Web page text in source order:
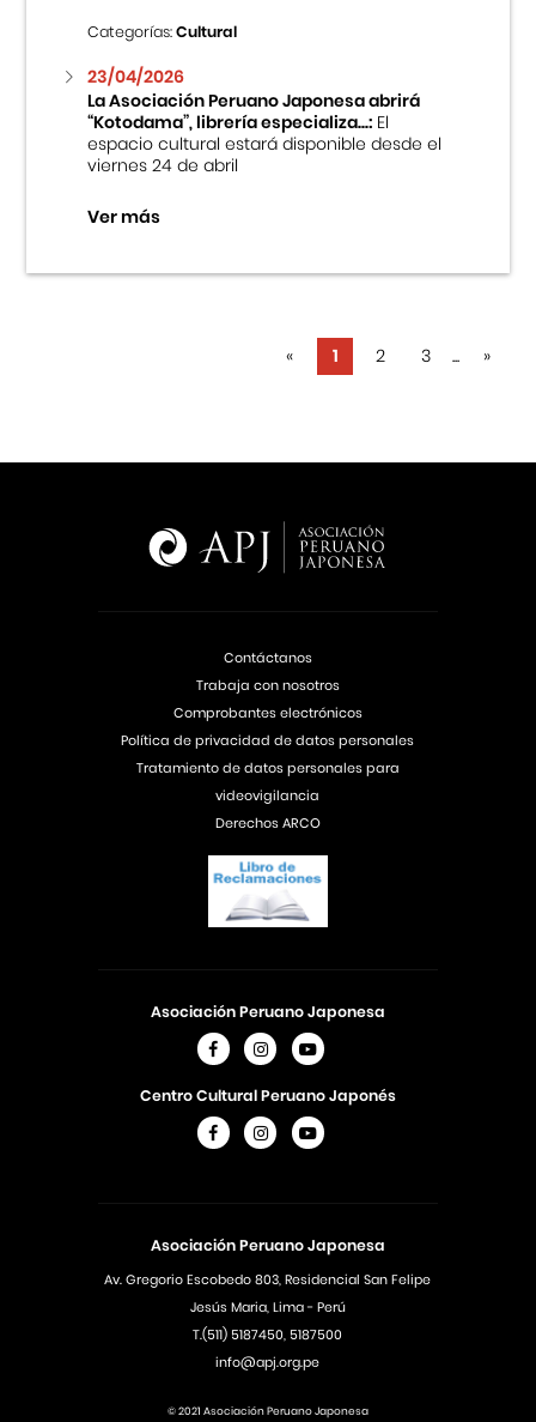
Categorías:Cultural
23/04/2026
La Asociación Peruano Japonesa abrirá
“Kotodama”, librería especializa...:El
espacio cultural estará disponible desde el
viernes 24 de abril
Ver más
« 1 2 3 ... »
Asociación Peruano Japonesa
Av. Gregorio Escobedo 803, Residencial San Felipe
Jesús Maria, Lima - Perú
T.(511) 5187450, 5187500
info@apj.org.pe
Asociación Peruano Japonesa
Centro Cultural Peruano Japonés
Contáctanos
Trabaja con nosotros
Comprobantes electrónicos
Política de privacidad de datos personales
Tratamiento de datos personales para
videovigilancia
Derechos ARCO
© 2021 Asociación Peruano Japonesa